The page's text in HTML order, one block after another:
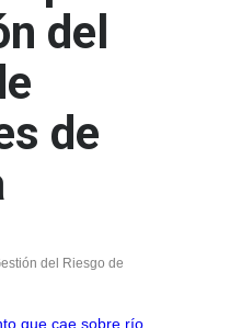
del
de
del Riesgo de